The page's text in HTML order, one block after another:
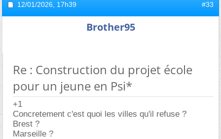
12/01/2026, 17h39 #33
Brother95
Re : Construction du projet école
pour un jeune en Psi*
+1
Concretement c'est quoi les villes qu'il refuse ?
Brest ?
Marseille ?